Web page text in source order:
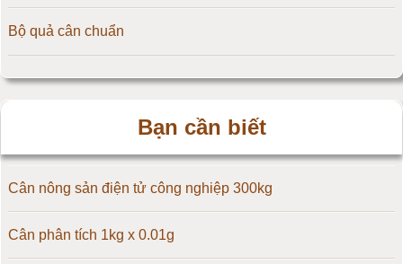
Cân điện tử 20kg
Cân điện tử 25kg
Cân điện tử 50kg
Cân điện tử 60kg
Bộ quả cân chuẩn
Bạn cần biết
Cân nông sản điện tử công nghiệp 300kg
Cân phân tích 1kg x 0.01g